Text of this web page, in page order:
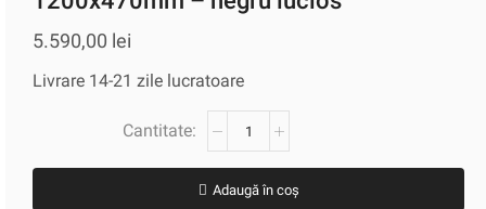
5.590,00 lei
Livrare 14-21 zile lucratoare
Adaugă în coș